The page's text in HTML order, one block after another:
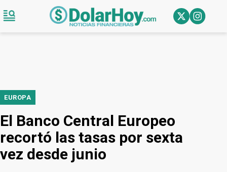
EUROPA
El Banco Central Europeo
recortó las tasas por sexta
vez desde junio